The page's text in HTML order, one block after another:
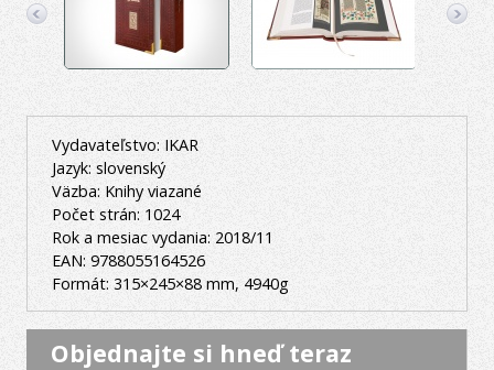
Vydavateľstvo: IKAR
Jazyk: slovenský
Väzba: Knihy viazané
Počet strán: 1024
Rok a mesiac vydania: 2018/11
EAN: 9788055164526
Formát: 315×245×88 mm, 4940g
Objednajte si hneď teraz